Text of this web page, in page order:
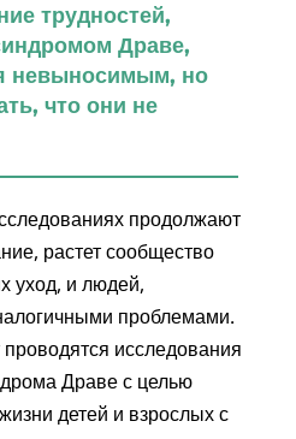
трудностей,
Драве,
невыносимым, но
что они не
продолжают
растет сообщество
уход, и людей,
проблемами.
исследования
Драве с целью
детей и взрослых с